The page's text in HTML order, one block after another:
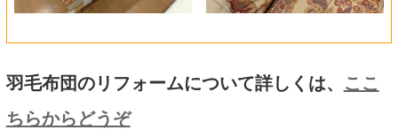
羽毛布団のリフォームについて詳しくは、
ここ
ちらからどうぞ